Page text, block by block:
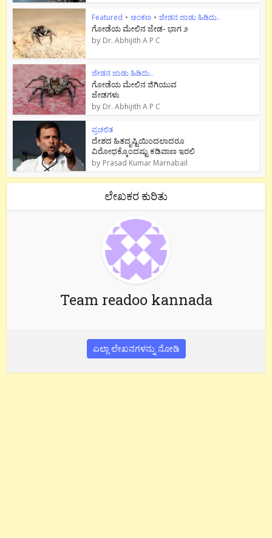
Featured • ಅಂಕಣ • ಜೇಡನ ಜಾಡು ಹಿಡಿದು..
ಗೋಡೆಯ ಮೇಲಿನ ಜೇಡ- ಭಾಗ ೨
by Dr. Abhijith A P C
ಜೇಡನ ಜಾಡು ಹಿಡಿದು..
ಗೋಡೆಯ ಮೇಲಿನ ಜಿಗಿಯುವ
ಜೇಡಗಳು
by Dr. Abhijith A P C
ಪ್ರಚಲಿತ
ದೇಶದ ಹಿತದೃಷ್ಟಿಯಿಂದಲಾದರೂ
ವಿರೋಧಕ್ಕೊಂದಷ್ಟು ಕಡಿವಾಣ ಇರಲಿ
by Prasad Kumar Marnabail
ಲೇಖಕರ ಕುರಿತು
Team readoo kannada
ಎಲ್ಲಾ ಲೇಖನಗಳನ್ನು ನೋಡಿ